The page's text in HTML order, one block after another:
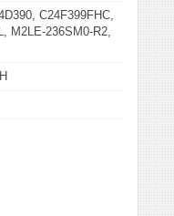
C24F399FHC,
M2LE-236SM0-R2,